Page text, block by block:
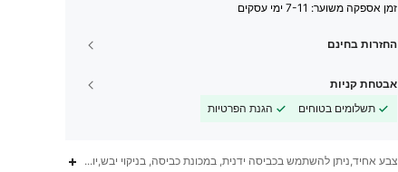
זמן אספקה ​​משוער: 7-11 ימי עסקים
החזרות בחינם
אבטחת קניות
תשלומים בטוחים
הגנת הפרטיות
צבע אחיד,ניתן להשתמש בכביסה ידנית, במכונת כביסה, בניקוי יבש,יומיומי,מסיבה